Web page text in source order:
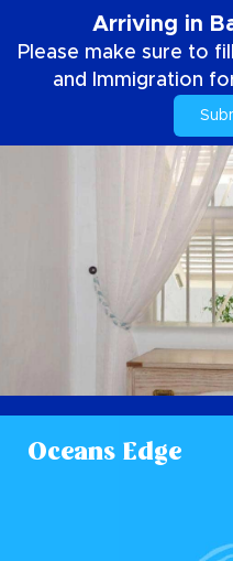
Arriving in
Please make sure to
and Immigration
Oceans Edge